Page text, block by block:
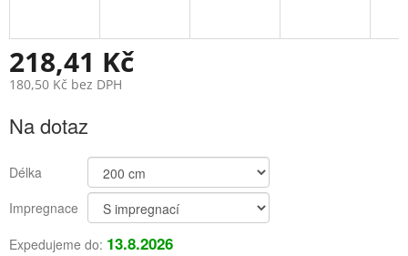
218,41 Kč
180,50 Kč bez DPH
cena:
Na dotaz
Délka
Impregnace
Expedujeme do: 13.8.2026